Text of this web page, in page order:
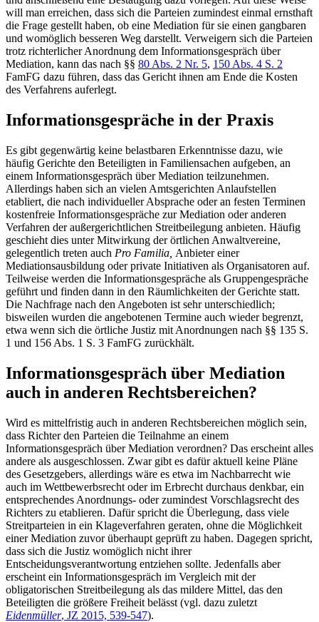
will man erreichen, dass sich die Parteien zumindest einmal ernsthaft
die Frage gestellt haben, ob eine Mediation für sie einen gangbaren
und womöglich besseren Weg darstellt. Verweigern sich die Parteien
trotz richterlicher Anordnung dem Informationsgespräch über
Mediation, kann das nach §§ 80 Abs. 2 Nr. 5, 150 Abs. 4 S. 2
FamFG dazu führen, dass das Gericht ihnen am Ende die Kosten
des Verfahrens auferlegt.
Informationsgespräche in der Praxis
Es gibt gegenwärtig keine belastbaren Erkenntnisse dazu, wie
häufig Gerichte den Beteiligten in Familiensachen aufgeben, an
einem Informationsgespräch über Mediation teilzunehmen.
Allerdings haben sich an vielen Amtsgerichten Anlaufstellen
etabliert, die nach individueller Absprache oder an festen Terminen
kostenfreie Informationsgespräche zur Mediation oder anderen
Verfahren der außergerichtlichen Streitbeilegung anbieten. Häufig
geschieht dies unter Mitwirkung der örtlichen Anwaltvereine,
gelegentlich treten auch Pro Familia, Anbieter einer
Mediationsausbildung oder private Initiativen als Organisatoren auf.
Teilweise werden die Informationsgespräche als Gruppengespräche
geführt und finden dann in den Räumlichkeiten der Gerichte statt.
Die Nachfrage nach den Angeboten ist sehr unterschiedlich;
bisweilen wurden die angebotenen Termine auch wieder begrenzt,
etwa wenn sich die örtliche Justiz mit Anordnungen nach §§ 135 S.
1 und 156 Abs. 1 S. 3 FamFG zurückhält.
Informationsgespräch über Mediation
auch in anderen Rechtsbereichen?
Wird es mittelfristig auch in anderen Rechtsbereichen möglich sein,
dass Richter den Parteien die Teilnahme an einem
Informationsgespräch über Mediation verordnen? Das erscheint alles
andere als ausgeschlossen. Zwar gibt es dafür aktuell keine Pläne
des Gesetzgebers, allerdings wäre es etwa im Nachbarrecht wie
auch im Wettbewerbsrecht oder im Erbrecht durchaus denkbar, ein
entsprechendes Anordnungs- oder zumindest Vorschlagsrecht des
Richters zu etablieren. Dafür spricht die Überlegung, dass viele
Streitparteien in ein Klageverfahren geraten, ohne die Möglichkeit
einer Mediation zuvor überhaupt geprüft zu haben. Dagegen spricht,
dass sich die Justiz womöglich nicht ihrer
Entscheidungsverantwortung entziehen sollte. Jedenfalls aber
erscheint ein Informationsgespräch im Vergleich mit der
obligatorischen Streitbeilegung als das mildere Mittel, das den
Beteiligten die größere Freiheit belässt (vgl. dazu zuletzt
Eidenmüller, JZ 2015, 539-547).